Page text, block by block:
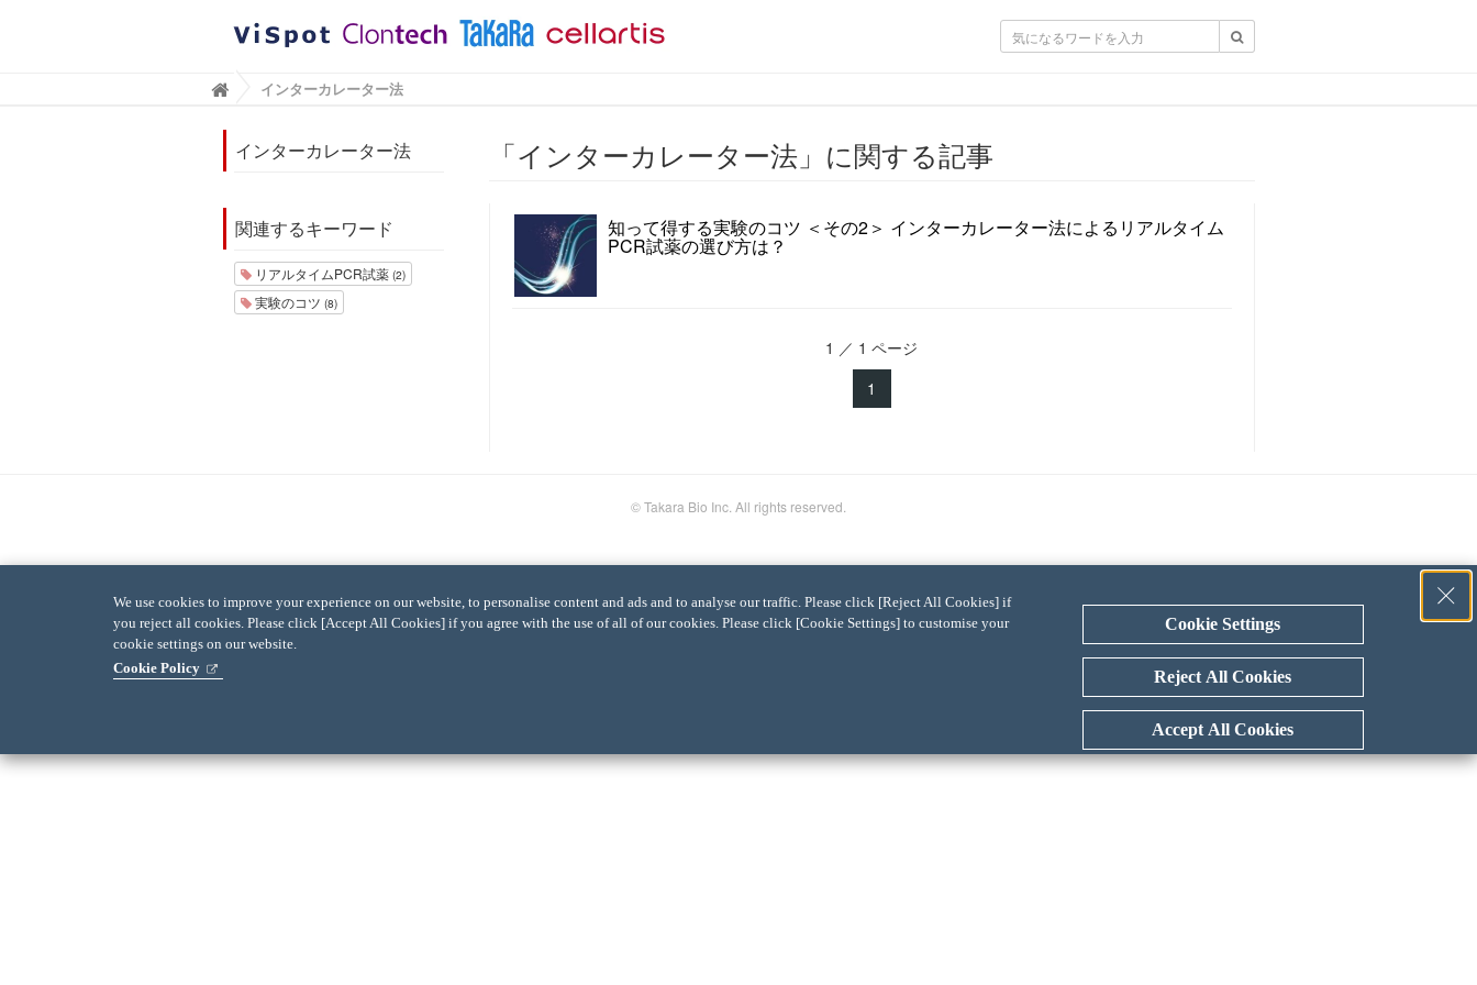
BioViewブログ｜タカラバイオ株式会社
インターカレーター法
インターカレーター法
関連するキーワード
リアルタイムPCR試薬 (2)
実験のコツ (8)
「インターカレーター法」に関する記事
知って得する実験のコツ ＜その2＞ インターカレーター法によるリアルタイム
PCR試薬の選び方は？
1 ／ 1 ページ
1
© Takara Bio Inc. All rights reserved.
We use cookies to improve your experience on our website, to personalise content and ads and to analyse our traffic. Please click [Reject All Cookies] if
you reject all cookies. Please click [Accept All Cookies] if you agree with the use of all of our cookies. Please click [Cookie Settings] to customise your
cookie settings on our website.
Cookie Policy
Cookie Settings
Reject All Cookies
Accept All Cookies